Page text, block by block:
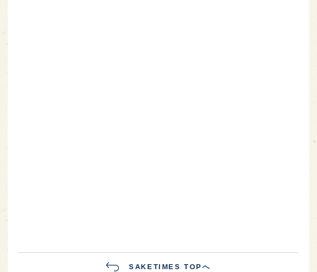
SAKETIMES TOPへ